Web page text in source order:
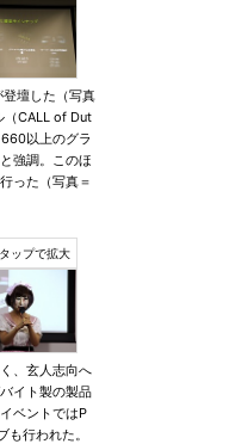
壇した（写真
（CALL of Dut
以上のグラ
強調。このほ
った（写真＝
、玄人志向へ
イト製の製品
ベントではP
行われた。